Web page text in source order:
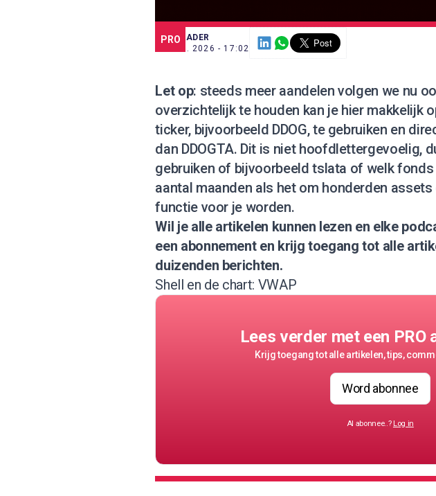
PRO
SCE TRADER
19 FEB. 2026 - 17:02
Let op: steeds meer aandelen volgen we nu
overzichtelijk te houden kan je hier makkelijk
ticker, bijvoorbeeld DDOG, te gebruiken en
dan DDOGTA. Dit is niet hoofdlettergevoelig,
gebruiken of bijvoorbeeld tslata of welk fonds
aantal maanden als het om honderden
functie voor je worden.
Wil je alle artikelen kunnen lezen en elke
een abonnementen krijg toegang tot alle
duizenden berichten.
Shell en de chart: VWAP
Lees verder met een PRO
Krijg toegang tot alle artikelen, tips,
Word abonnee
Al abonnee..? Log in